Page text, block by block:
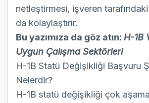
netleştirmesi, işveren tarafındaki
da kolaylaştırır.
Bu yazımıza da göz atın: H-1B
Uygun Çalışma Sektörleri
H-1B Statü Değişikliği Başvuru
Nelerdir?
H-1B statü değişikliği çok